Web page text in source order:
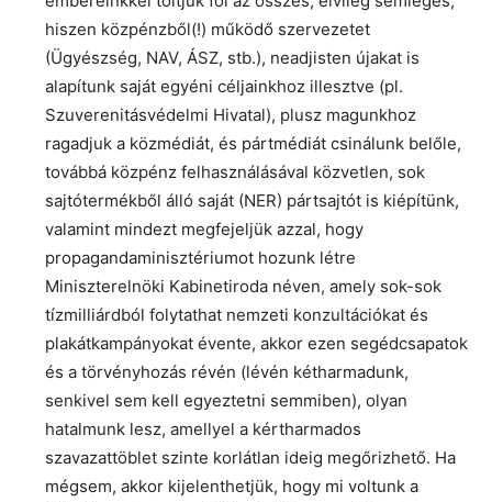
hiszen közpénzből(!) működő szervezetet
(Ügyészség, NAV, ÁSZ, stb.), neadjisten újakat is
alapítunk saját egyéni céljainkhoz illesztve (pl.
Szuverenitásvédelmi Hivatal), plusz magunkhoz
ragadjuk a közmédiát, és pártmédiát csinálunk belőle,
továbbá közpénz felhasználásával közvetlen, sok
sajtótermékből álló saját (NER) pártsajtót is kiépítünk,
valamint mindezt megfejeljük azzal, hogy
propagandaminisztériumot hozunk létre
Miniszterelnöki Kabinetiroda néven, amely sok-sok
tízmilliárdból folytathat nemzeti konzultációkat és
plakátkampányokat évente, akkor ezen segédcsapatok
és a törvényhozás révén (lévén kétharmadunk,
senkivel sem kell egyeztetni semmiben), olyan
hatalmunk lesz, amellyel a kértharmados
szavazattöblet szinte korlátlan ideig megőrizhető. Ha
mégsem, akkor kijelenthetjük, hogy mi voltunk a